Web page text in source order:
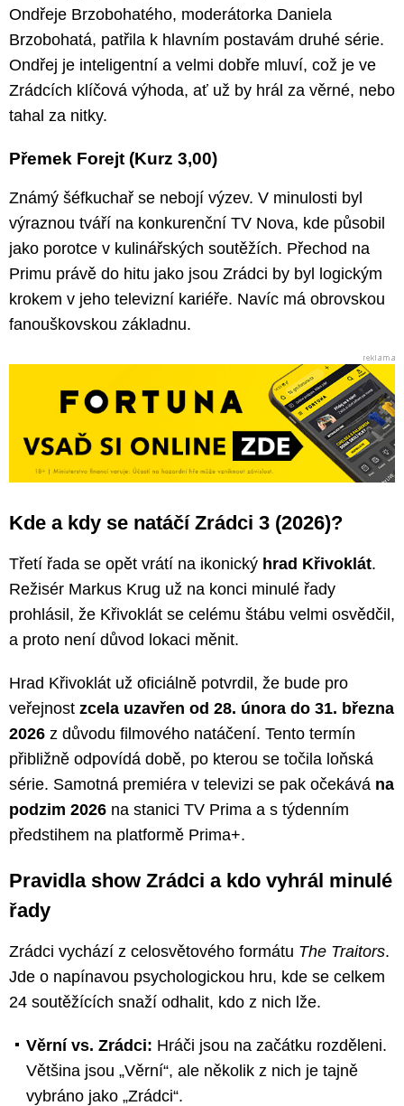
Ondřeje Brzobohatého, moderátorka Daniela
Brzobohatá, patřila k hlavním postavám druhé série.
Ondřej je inteligentní a velmi dobře mluví, což je ve
Zrádcích klíčová výhoda, ať už by hrál za věrné, nebo
tahal za nitky.
Přemek Forejt (Kurz 3,00)
Známý šéfkuchař se nebojí výzev. V minulosti byl
výraznou tváří na konkurenční TV Nova, kde působil
jako porotce v kulinářských soutěžích. Přechod na
Primu právě do hitu jako jsou Zrádci by byl logickým
krokem v jeho televizní kariéře. Navíc má obrovskou
fanouškovskou základnu.
Kde a kdy se natáčí Zrádci 3 (2026)?
Třetí řada se opět vrátí na ikonický hrad Křivoklát.
Režisér Markus Krug už na konci minulé řady
prohlásil, že Křivoklát se celému štábu velmi osvědčil,
a proto není důvod lokaci měnit.
Hrad Křivoklát už oficiálně potvrdil, že bude pro
veřejnost zcela uzavřen od 28. února do 31. března
2026 z důvodu filmového natáčení. Tento termín
přibližně odpovídá době, po kterou se točila loňská
série. Samotná premiéra v televizi se pak očekává na
podzim 2026 na stanici TV Prima a s týdenním
předstihem na platformě Prima+.
Pravidla show Zrádci a kdo vyhrál minulé
řady
Zrádci vychází z celosvětového formátu The Traitors.
Jde o napínavou psychologickou hru, kde se celkem
24 soutěžících snaží odhalit, kdo z nich lže.
Věrní vs. Zrádci: Hráči jsou na začátku rozděleni.
Většina jsou „Věrní“, ale několik z nich je tajně
vybráno jako „Zrádci“.